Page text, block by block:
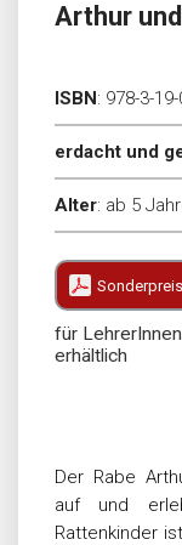
Arthur
ISBN: 978-3-
erdacht und
Alter: ab 5
für
erhältlich
Der Rabe
auf und
Rattenkinder